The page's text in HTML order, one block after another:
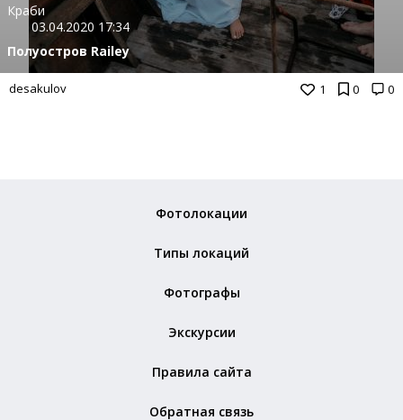
1 0 0
Краби
03.04.2020 17:34
Полуостров Railey
desakulov
Фотолокации
Типы локаций
Фотографы
Экскурсии
Правила сайта
Обратная связь